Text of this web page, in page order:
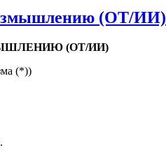
(ОТ/ИИ)
(ОТ/ИИ)
(*))